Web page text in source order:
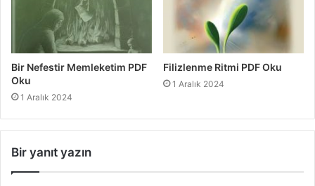
Bir Nefestir Memleketim PDF
Oku
1 Aralık 2024
Filizlenme Ritmi PDF Oku
1 Aralık 2024
Bir yanıt yazın